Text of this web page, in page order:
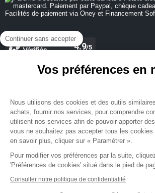
Continuer sans accepter
Vos préférences en
Nous utilisons des cookies et des outils
achats, fournir nos services, pour comprendre
utilisent nos services afin de pouvoir apporter
vous ne souhaitez pas accepter tous les
en savoir plus, cliquer sur « Paramétrer ».
Pour modifier vos préférences par la suite,
'Préférences de cookies' situé dans le pied de
Consulter notre politique de confidentialité
NEWSLETTER